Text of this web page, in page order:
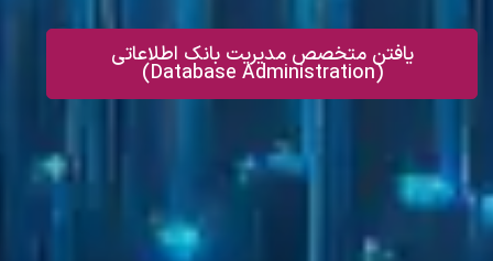
یافتن متخصص مدیریت بانک اطلاعاتی
(Database Administration)